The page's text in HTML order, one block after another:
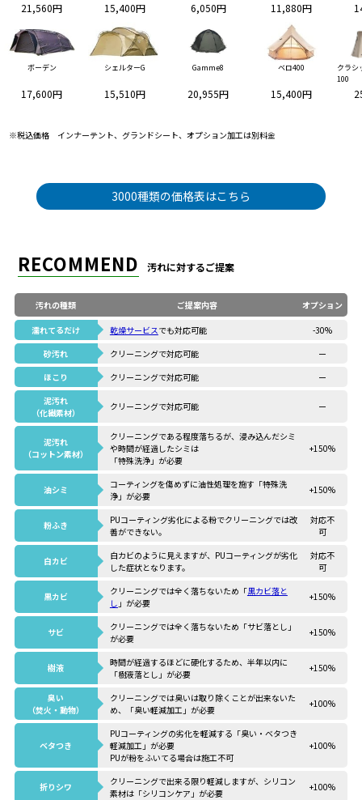
21,560円 15,400円 6,050円 11,880円
ボーデン
17,600円
シェルターG
15,510円
Gamme8
20,955円
ベロ400
15,400円
クラシ
100
※税込価格 インナーテント、グランドシート、オプション加工は別料金
3000種類の価格表はこちら
RECOMMEND 汚れに対するご提案
汚れの種類 ご提案内容 オプション
濡れてるだけ 乾燥サービス でも対応可能
-30%
砂汚れ
クリーニングで対応可能
ー
ほこり
クリーニングで対応可能
ー
泥汚れ
（化繊素材）
クリーニングで対応可能 ー
泥汚れ
（コットン素材）
クリーニングである程度落ちるが、浸み込んだシミ
や時間が経過したシミは
「特殊洗浄」が必要
+150%
油シミ
コーティングを傷めずに油性処理を施す「特殊洗
浄」が必要
+150%
粉ふき
PUコーティング劣化による粉でクリーニングでは改
善ができない。
対応不
可
白カビ
白カビのように見えますが、PUコーティングが劣化
した症状となります。
対応不
可
黒カビ クリーニングでは全く落ちないため「黒カビ落と
し 」が必要
+150%
サビ
クリーニングでは全く落ちないため「サビ落とし」
が必要
+150%
樹液
時間が経過するほどに硬化するため、半年以内に
「樹液落とし」が必要
+150%
臭い
（焚火・動物）
クリーニングでは臭いは取り除くことが出来ないた
め、「臭い軽減加工」が必要
+100%
ベタつき
PUコーティングの劣化を軽減する「臭い・ベタつき
軽減加工」が必要
PUが粉をふいてる場合は施工不可
+100%
折りシワ
クリーニングで出来る限り軽減しますが、シリコン
素材は「シリコンケア」が必要
+100%